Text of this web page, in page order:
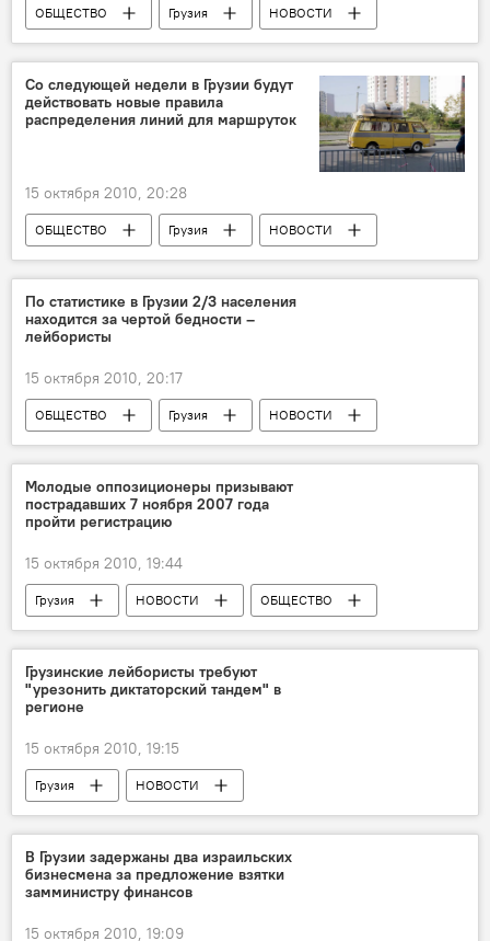
ОБЩЕСТВО Грузия НОВОСТИ
Со следующей недели в Грузии будут
действовать новые правила
распределения линий для маршруток
15 октября 2010, 20:28
ОБЩЕСТВО Грузия НОВОСТИ
По статистике в Грузии 2/3 населения
находится за чертой бедности –
лейбористы
15 октября 2010, 20:17
ОБЩЕСТВО Грузия НОВОСТИ
Молодые оппозиционеры призывают
пострадавших 7 ноября 2007 года
пройти регистрацию
15 октября 2010, 19:44
Грузия НОВОСТИ ОБЩЕСТВО
Грузинские лейбористы требуют
"урезонить диктаторский тандем" в
регионе
15 октября 2010, 19:15
Грузия НОВОСТИ
В Грузии задержаны два израильских
бизнесмена за предложение взятки
замминистру финансов
15 октября 2010, 19:09